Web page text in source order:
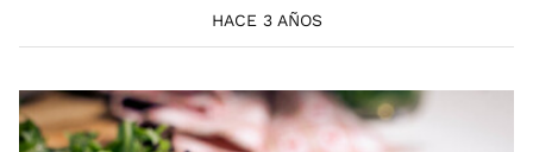
HACE 3 AÑOS